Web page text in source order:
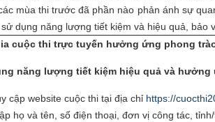
mùa thi trước đã phần nào phản ánh sự
dụng năng lượng tiết kiệm và hiệu quả,
cuộc thi trực tuyến hưởng ứng phong
năng lượng tiết kiệm hiệu quả và hưởng
cập website cuộc thi tại địa chỉ https://
họ và tên, số điện thoại, đơn vị công tác,